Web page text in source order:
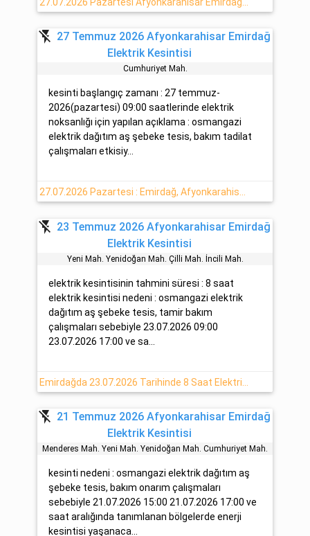
flash_off 27 Temmuz 2026 Afyonkarahisar Emirdağ
Elektrik Kesintisi
Cumhuri̇yet Mah.
kesinti başlangıç zamanı : 27 temmuz-
2026(pazartesi) 09:00 saatlerinde elektrik
noksanlığı için yapılan açıklama : osmangazi
elektrik dağıtım aş şebeke tesis, bakım tadilat
çalışmaları etkisiy...
flash_off 23 Temmuz 2026 Afyonkarahisar Emirdağ
Elektrik Kesintisi
Yeni̇ Mah. Yeni̇doğan Mah. Çi̇lli̇ Mah. İnci̇li̇ Mah.
elektrik kesintisinin tahmini süresi : 8 saat
elektrik kesintisi nedeni : osmangazi elektrik
dağıtım aş şebeke tesis, tamir bakım
çalışmaları sebebiyle 23.07.2026 09:00
23.07.2026 17:00 ve sa...
flash_off 21 Temmuz 2026 Afyonkarahisar Emirdağ
Elektrik Kesintisi
Menderes Mah. Yeni̇ Mah. Yeni̇doğan Mah. Cumhuri̇yet Mah.
kesinti nedeni : osmangazi elektrik dağıtım aş
şebeke tesis, bakım onarım çalışmaları
sebebiyle 21.07.2026 15:00 21.07.2026 17:00 ve
saat aralığında tanımlanan bölgelerde enerji
kesintisi yaşanaca...